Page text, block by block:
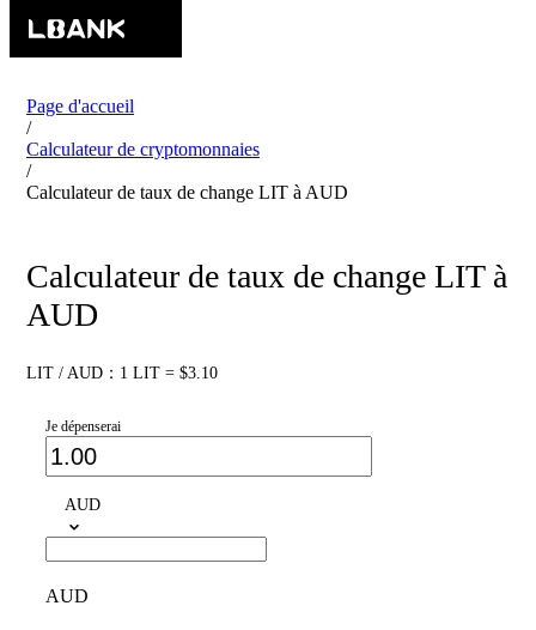
Page d'accueil
/
Calculateur de cryptomonnaies
/
Calculateur de taux de change LIT à AUD
Calculateur de taux de change LIT à
AUD
LIT / AUD：1 LIT = $3.10
Je dépenserai
AUD
AUD